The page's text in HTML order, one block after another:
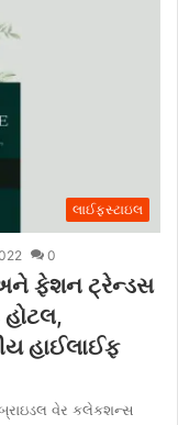
લાઈફસ્ટાઇલ
0
ફેશન ટ્રેન્ડસ
હાઈલાઈફ
વેર કલેકશન્સ